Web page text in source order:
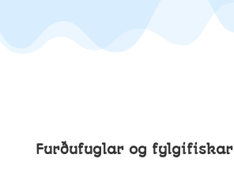
Furðufuglar og fylgifiskar